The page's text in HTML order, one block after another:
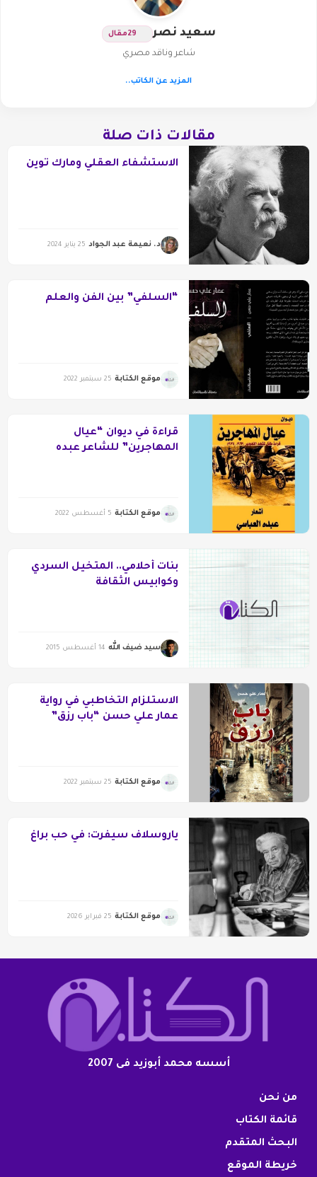
سعيد نصر 29مقال
شاعر وناقد مصري
المزيد عن الكاتب..
مقالات ذات صلة
الاستشفاء العقلي ومارك توين
د. نعيمة عبد الجواد 25 يناير 2024
“السلفي” بين الفن والعلم
موقع الكتابة 25 سبتمبر 2022
قراءة في ديوان “عيال
المهاجرين” للشاعر عبده
موقع الكتابة 5 أغسطس 2022
بنات أحلامي.. المتخيل السردي
وكوابيس الثقافة
سيد ضيف الله 14 أغسطس 2015
الاستلزام التخاطبي في رواية
عمار علي حسن “باب رزق”
موقع الكتابة 25 سبتمبر 2022
ياروسلاف سيفرت: في حب براغ
موقع الكتابة 25 فبراير 2026
أسسه محمد أبوزيد فى 2007
من نحن
قائمة الكتاب
البحث المتقدم
خريطة الموقع